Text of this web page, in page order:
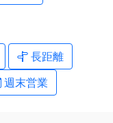
長距離
週末営業